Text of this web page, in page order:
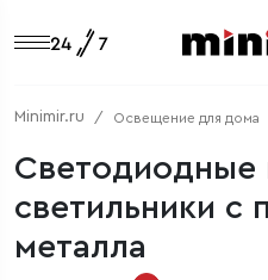
Minimir.ru Освещение для дома
Светодиодные
светильники с
металла